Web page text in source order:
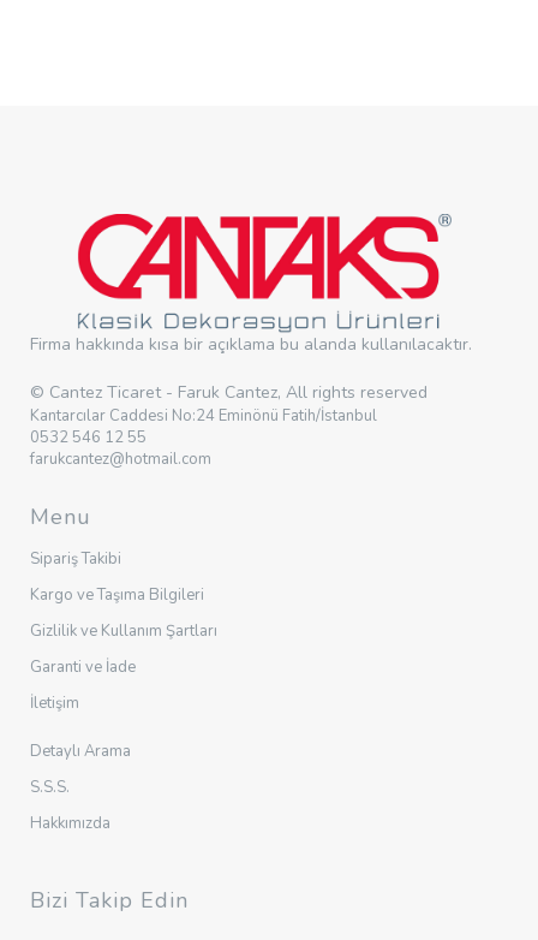
Firma hakkında kısa bir açıklama bu alanda kullanılacaktır.
© Cantez Ticaret - Faruk Cantez, All rights reserved
Kantarcılar Caddesi No:24 Eminönü Fatih/İstanbul
0532 546 12 55
farukcantez@hotmail.com
Menu
Sipariş Takibi
Kargo ve Taşıma Bilgileri
Gizlilik ve Kullanım Şartları
Garanti ve İade
İletişim
Detaylı Arama
S.S.S.
Hakkımızda
Bizi Takip Edin